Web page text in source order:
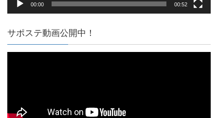
00:00 00:52
サポステ動画公開中！